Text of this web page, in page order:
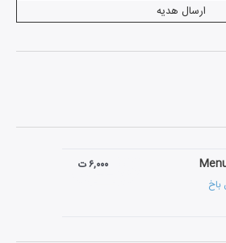
ارسال هدیه
باخ
۶,۰۰۰ ت